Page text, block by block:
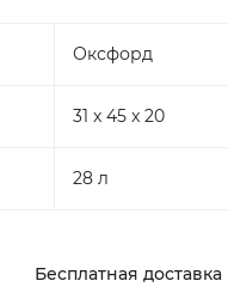
Оксфорд
31 x 45 x 20
28 л
Бесплатная доставка